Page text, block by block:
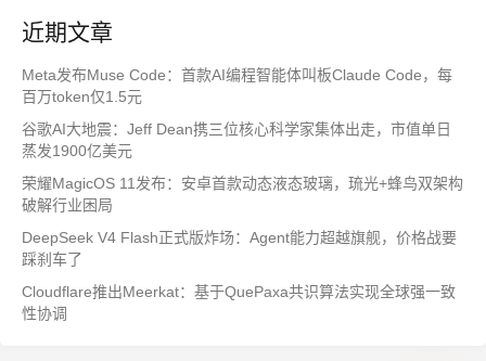
近期文章
Meta发布Muse Code：首款AI编程智能体叫板Claude Code，每
百万token仅1.5元
谷歌AI大地震：Jeff Dean携三位核心科学家集体出走，市值单日
蒸发1900亿美元
荣耀MagicOS 11发布：安卓首款动态液态玻璃，琉光+蜂鸟双架构
破解行业困局
DeepSeek V4 Flash正式版炸场：Agent能力超越旗舰，价格战要
踩刹车了
Cloudflare推出Meerkat：基于QuePaxa共识算法实现全球强一致
性协调